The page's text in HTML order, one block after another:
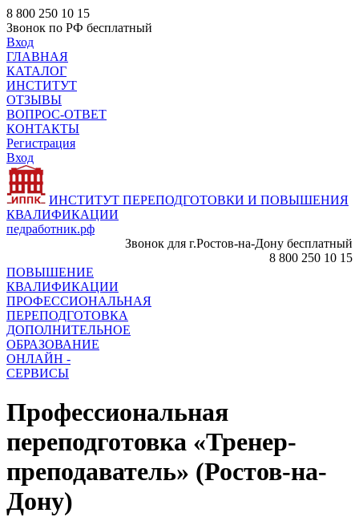
8 800 250 10 15
Звонок по РФ бесплатный
Вход
ГЛАВНАЯ
КАТАЛОГ
ИНСТИТУТ
ОТЗЫВЫ
ВОПРОС-ОТВЕТ
КОНТАКТЫ
Регистрация
Вход
ИНСТИТУТ ПЕРЕПОДГОТОВКИ И ПОВЫШЕНИЯ
КВАЛИФИКАЦИИ
педработник.рф
Звонок для г.Ростов-на-Дону бесплатный
8 800 250 10 15
ПОВЫШЕНИЕ
КВАЛИФИКАЦИИ
ПРОФЕССИОНАЛЬНАЯ
ПЕРЕПОДГОТОВКА
ДОПОЛНИТЕЛЬНОЕ
ОБРАЗОВАНИЕ
ОНЛАЙН -
СЕРВИСЫ
Профессиональная
переподготовка «Тренер-
преподаватель» (Ростов-на-
Дону)